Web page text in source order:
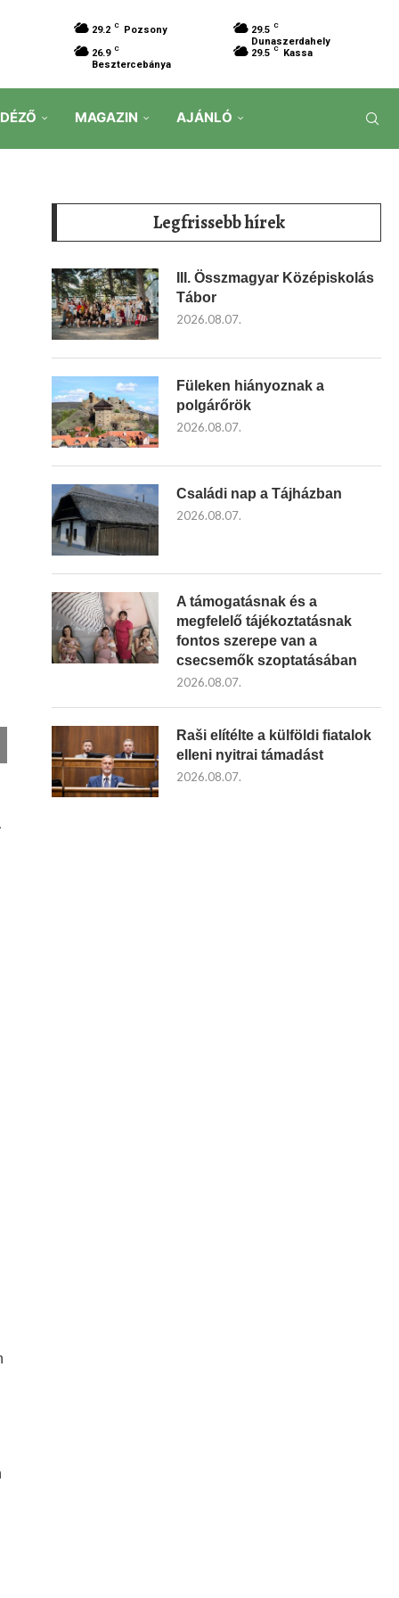
29.2 C Pozsony 29.5 C
Dunaszerdahely
26.9 C
Besztercebánya
29.5 C Kassa
MAGAZIN AJÁNLÓ
Legfrissebb hírek
III. Összmagyar Középiskolás
Tábor
2026.08.07.
Füleken hiányoznak a
polgárőrök
2026.08.07.
Családi nap a Tájházban
2026.08.07.
A támogatásnak és a
megfelelő tájékoztatásnak
fontos szerepe van a
csecsemők szoptatásában
2026.08.07.
Raši elítélte a külföldi fiatalok
elleni nyitrai támadást
2026.08.07.